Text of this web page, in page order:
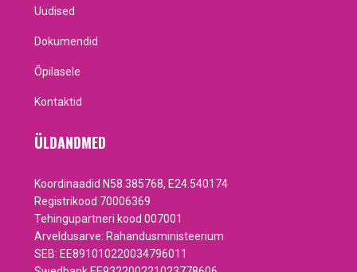
Uudised
Dokumendid
Õpilasele
Kontaktid
ÜLDANDMED
Koordinaadid N58.385768, E24.540174
Registrikood 70006369
Tehingupartneri kood 007001
Arveldusarve: Rahandusministeerium
SEB: EE891010220034796011